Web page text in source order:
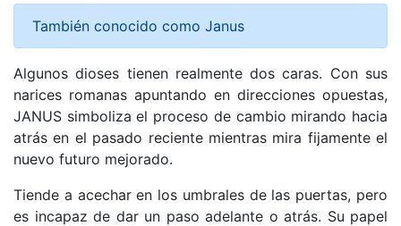
También conocido como Janus
Algunos dioses tienen realmente dos caras. Con sus
narices romanas apuntando en direcciones opuestas,
JANUS simboliza el proceso de cambio mirando hacia
atrás en el pasado reciente mientras mira fijamente el
nuevo futuro mejorado.
Tiende a acechar en los umbrales de las puertas, pero
es incapaz de dar un paso adelante o atrás. Su papel